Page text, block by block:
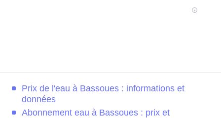
Prix de l'eau à Bassoues : informations et
données
Abonnement eau à Bassoues : prix et